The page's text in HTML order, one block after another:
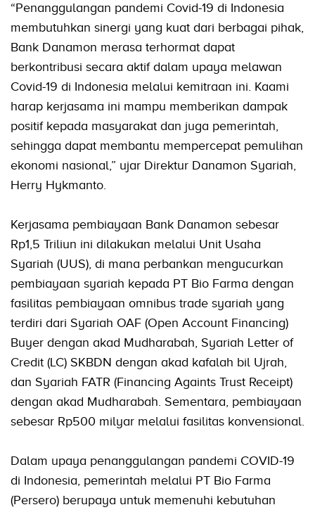
“Penanggulangan pandemi Covid-19 di Indonesia
membutuhkan sinergi yang kuat dari berbagai pihak,
Bank Danamon merasa terhormat dapat
berkontribusi secara aktif dalam upaya melawan
Covid-19 di Indonesia melalui kemitraan ini. Kaami
harap kerjasama ini mampu memberikan dampak
positif kepada masyarakat dan juga pemerintah,
sehingga dapat membantu mempercepat pemulihan
ekonomi nasional,” ujar Direktur Danamon Syariah,
Herry Hykmanto.
Kerjasama pembiayaan Bank Danamon sebesar
Rp1,5 Triliun ini dilakukan melalui Unit Usaha
Syariah (UUS), di mana perbankan mengucurkan
pembiayaan syariah kepada PT Bio Farma dengan
fasilitas pembiayaan omnibus trade syariah yang
terdiri dari Syariah OAF (Open Account Financing)
Buyer dengan akad Mudharabah, Syariah Letter of
Credit (LC) SKBDN dengan akad kafalah bil Ujrah,
dan Syariah FATR (Financing Againts Trust Receipt)
dengan akad Mudharabah. Sementara, pembiayaan
sebesar Rp500 milyar melalui fasilitas konvensional.
Dalam upaya penanggulangan pandemi COVID-19
di Indonesia, pemerintah melalui PT Bio Farma
(Persero) berupaya untuk memenuhi kebutuhan